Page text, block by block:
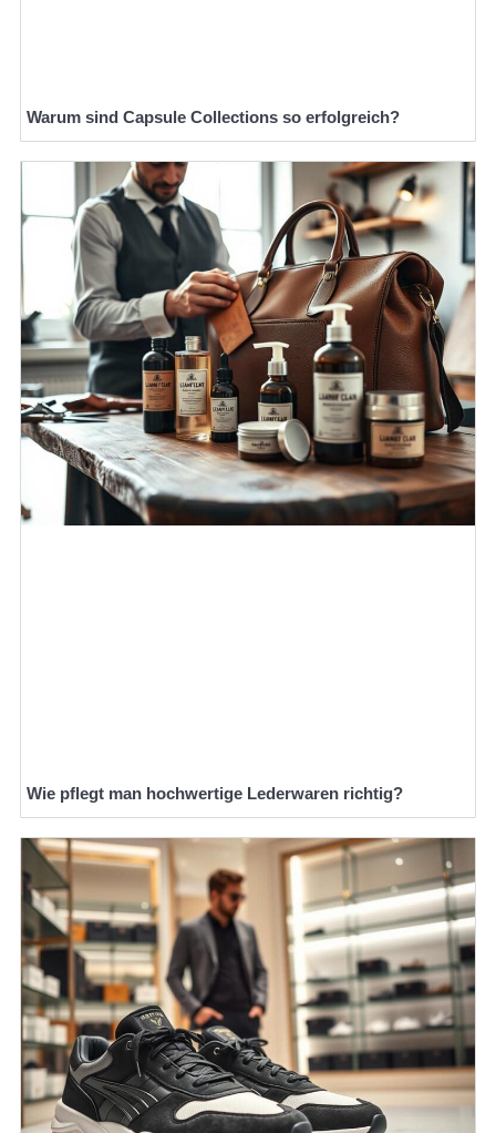
Warum sind Capsule Collections so erfolgreich?
Wie pflegt man hochwertige Lederwaren richtig?